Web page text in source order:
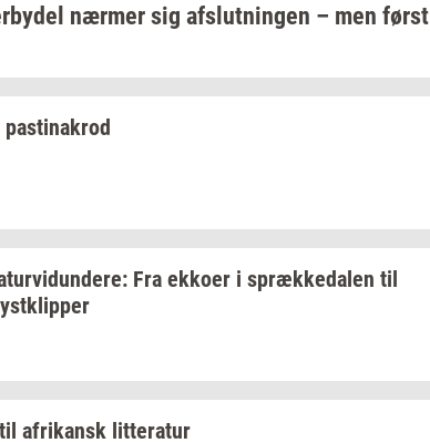
nær­mer sig af­slut­nin­gen – men først
pa­stina­krod
Fra ek­ko­er i spræk­ke­da­len til
til afri­kansk lit­te­ra­tur